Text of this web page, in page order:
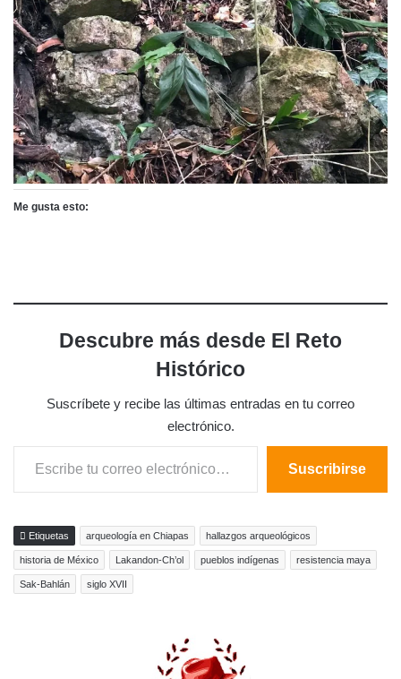
Me gusta esto:
Descubre más desde El Reto
Histórico
Suscríbete y recibe las últimas entradas en tu correo
electrónico.
Escribe tu correo electrónico…
Suscribirse
Etiquetas arqueología en Chiapas hallazgos arqueológicos
historia de México Lakandon-Ch’ol pueblos indígenas resistencia maya
Sak-Bahlán siglo XVII